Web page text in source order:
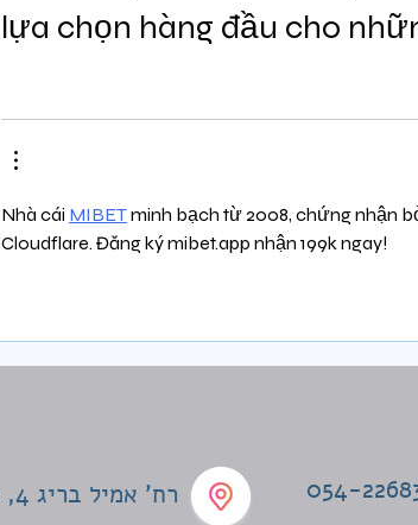
lựa chọn hàng đầu cho
Nhà cái MIBET minh bạch từ 2008, chứng nhận
Cloudflare. Đăng ký mibet.app nhận 199k ngay!
054- רח' אמיל בריג 4, תל אביב